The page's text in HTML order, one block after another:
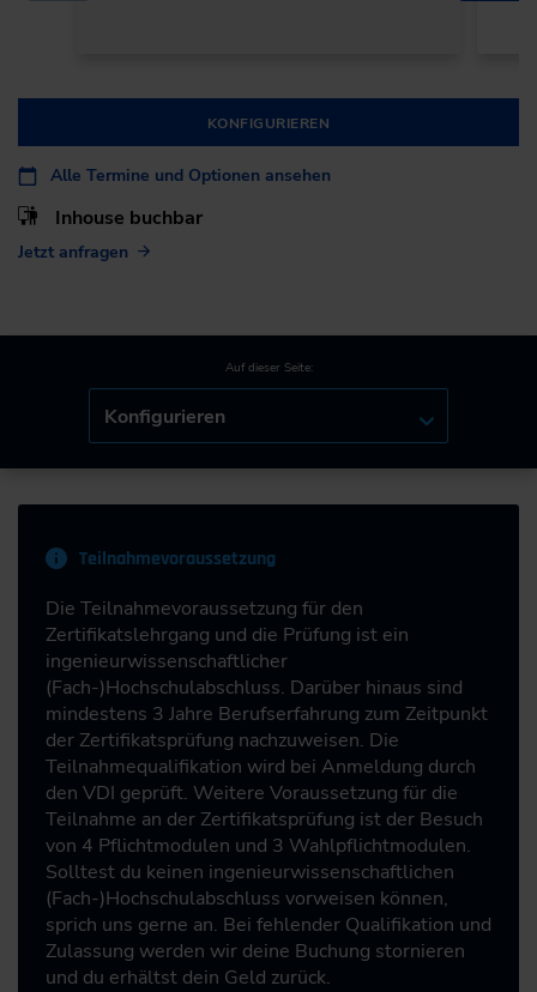
KONFIGURIEREN
Alle Termine und Optionen ansehen
Inhouse buchbar
Jetzt anfragen
Auf dieser Seite:
Konfigurieren
Teilnahmevoraussetzung
Die Teilnahmevoraussetzung für den
Zertifikatslehrgang und die Prüfung ist ein
ingenieurwissenschaftlicher
(Fach-)Hochschulabschluss. Darüber hinaus sind
mindestens 3 Jahre Berufserfahrung zum Zeitpunkt
der Zertifikatsprüfung nachzuweisen. Die
Teilnahmequalifikation wird bei Anmeldung durch
den VDI geprüft. Weitere Voraussetzung für die
Teilnahme an der Zertifikatsprüfung ist der Besuch
von 4 Pflichtmodulen und 3 Wahlpflichtmodulen.
Solltest du keinen ingenieurwissenschaftlichen
(Fach-)Hochschulabschluss vorweisen können,
sprich uns gerne an. Bei fehlender Qualifikation und
Zulassung werden wir deine Buchung stornieren
und du erhältst dein Geld zurück.